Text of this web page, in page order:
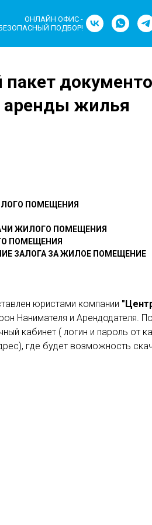
ОНЛАЙН ОФИС -
ПОДБОР!
аренды жилья
ПОМЕЩЕНИЯ
ЖИЛОГО ПОМЕЩЕНИЯ
ПОМЕЩЕНИЯ
ЗАЛОГА ЗА ЖИЛОЕ ПОМЕЩЕНИЕ
юристами компании
Нанимателя и Арендодателя.
кабинет ( логин и пароль от
где будет возможность